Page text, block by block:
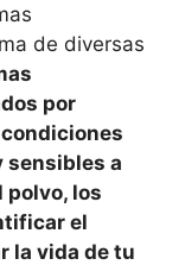
de diversas
por
sensibles a
polvo, los
el
la vida de tu